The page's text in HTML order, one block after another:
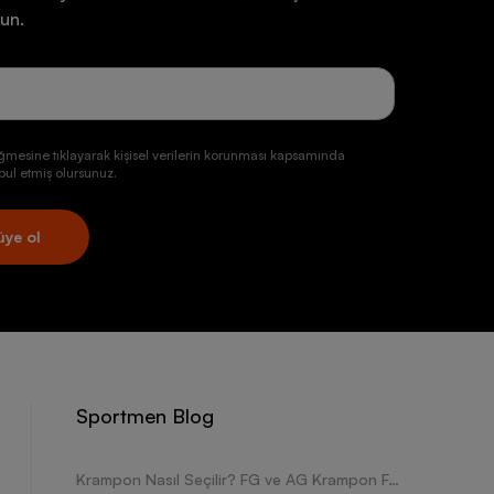
tıklayarak kişisel verilerin korunması kapsamında
etmiş olursunuz.
ol
Sportmen Blog
Krampon Nasıl Seçilir? FG ve AG Krampon Farkları Nelerdir?